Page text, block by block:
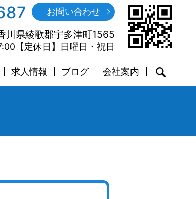
お問い合わせ
川県綾歌郡宇多津町1565
【定休日】日曜日・️祝日
求人情報 ブログ 会社案内